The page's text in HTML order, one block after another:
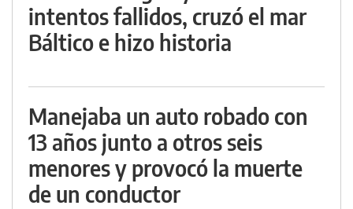
intentos fallidos, cruzó el mar
Báltico e hizo historia
Manejaba un auto robado con
13 años junto a otros seis
menores y provocó la muerte
de un conductor